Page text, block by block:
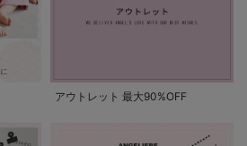
アウトレット 最大90%OFF